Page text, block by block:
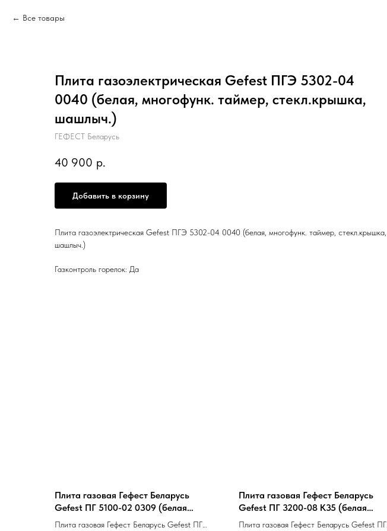
Все товары
Плита газоэлектрическая Gefest ПГЭ 5302-04
0040 (белая, многофунк. таймер, стекл.крышка,
шашлыч.)
ГЕФЕСТ Беларусь
40 900 р.
Добавить в корзину
Плита газоэлектрическая Gefest ПГЭ 5302-04 0040 (белая, многофунк. таймер, стекл.крышка,
шашлыч.)
Газконтроль горелок: Да
Плита газовая Гефест Беларусь
Gefest ПГ 5100-02 0309 (белая
эмаль, полный газ-контроль, чугун,
Плита газовая Гефест Беларусь Gefest ПГ
Плита газовая Гефест Беларусь
Gefest ПГ 3200-08 К35 (белая
эмаль,1/3,сталь,полный газ-
Плита газовая Гефест Беларусь Gefest ПГ